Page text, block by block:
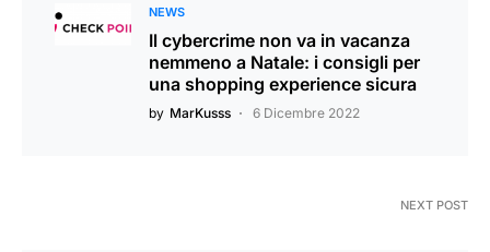
NEWS
Il cybercrime non va in vacanza
nemmeno a Natale: i consigli per
una shopping experience sicura
by MarKusss 6 Dicembre 2022
NEXT POST